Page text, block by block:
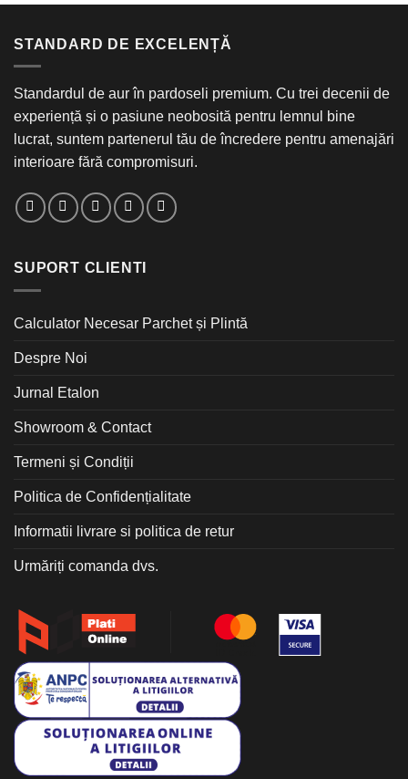
STANDARD DE EXCELENȚĂ
Standardul de aur în pardoseli premium. Cu trei decenii de
experiență și o pasiune neobosită pentru lemnul bine
lucrat, suntem partenerul tău de încredere pentru amenajări
interioare fără compromisuri.
SUPORT CLIENTI
Calculator Necesar Parchet și Plintă
Despre Noi
Jurnal Etalon
Showroom & Contact
Termeni și Condiții
Politica de Confidențialitate
Informatii livrare si politica de retur
Urmăriți comanda dvs.